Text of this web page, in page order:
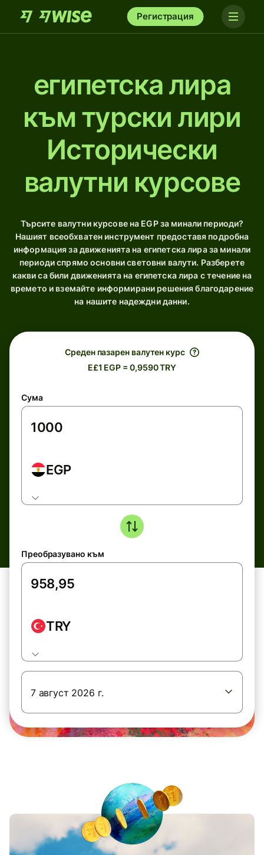
Регистрация
египетска лира
към турски лири
Исторически
валутни курсове
Търсите валутни курсове на EGP за минали периоди?
Нашият всеобхватен инструмент предоставя подробна
информация за движенията на египетска лира за минали
периоди спрямо основни световни валути. Разберете
какви са били движенията на египетска лира с течение на
времето и вземайте информирани решения благодарение
на нашите надеждни данни.
Среден пазарен валутен курс
E£1 EGP = 0,9590 TRY
Сума
EGP
Преобразувано към
TRY
7 август 2026 г.